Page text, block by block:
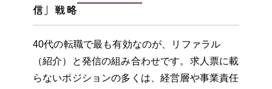
信」戦略
40代の転職で最も有効なのが、リファラル
（紹介）と発信の組み合わせです。求人票に載
らないポジションの多くは、経営層や事業責任